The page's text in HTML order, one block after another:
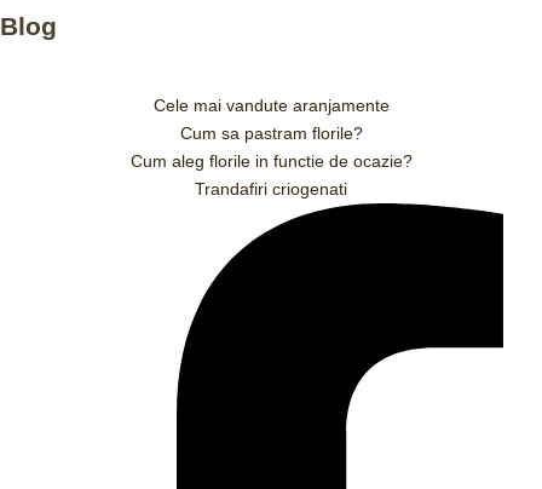
Blog
Cele mai vandute aranjamente
Cum sa pastram florile?
Cum aleg florile in functie de ocazie?
Trandafiri criogenati